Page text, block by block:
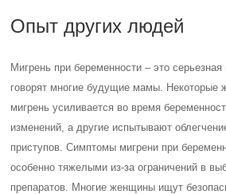
Опыт других людей
Мигрень при беременности – это
говорят многие будущие мамы. Некоторые
мигрень усиливается во время
изменений, а другие испытывают
приступов. Симптомы мигрени при
особенно тяжелыми из-за ограничений в
препаратов. Многие женщины ищут